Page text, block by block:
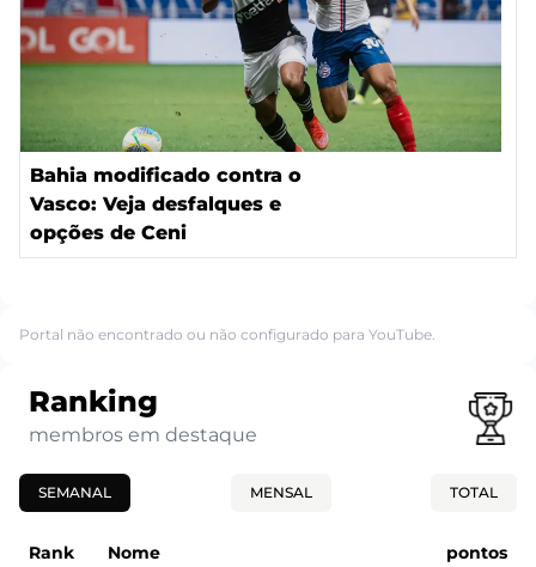
Bahia modificado contra o
Vasco: Veja desfalques e
opções de Ceni
Portal não encontrado ou não configurado para YouTube.
Ranking
membros em destaque
SEMANAL MENSAL TOTAL
Rank Nome pontos